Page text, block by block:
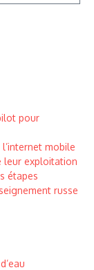
pour
mobile
leur exploitation
étapes
russe